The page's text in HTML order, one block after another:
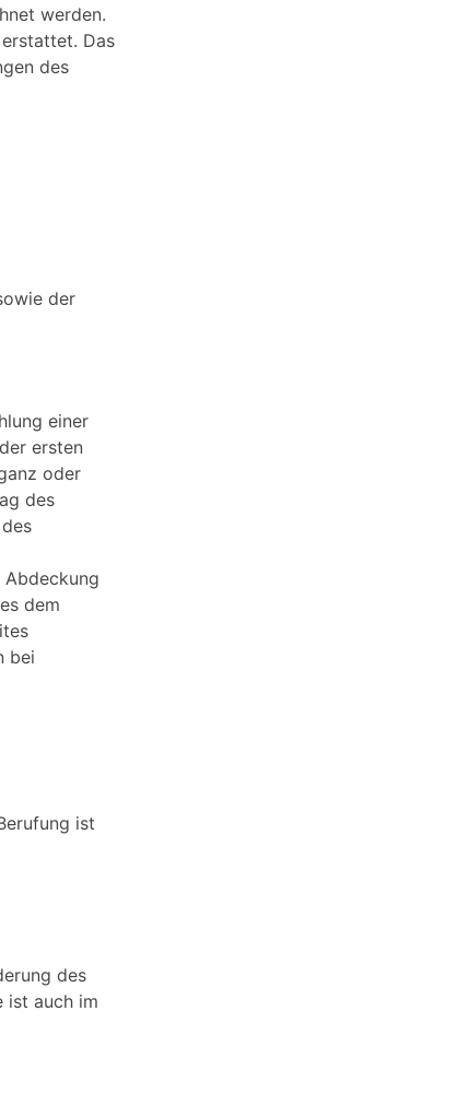
werden.
Das
des
der
einer
ersten
oder
des
Abdeckung
dem
bei
ist
des
ist auch im